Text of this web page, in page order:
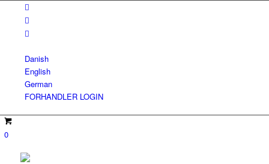
Danish
English
German
FORHANDLER LOGIN
0